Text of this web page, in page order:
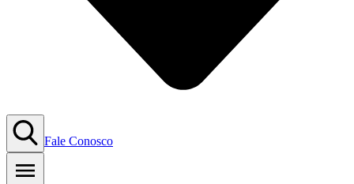
Fale Conosco